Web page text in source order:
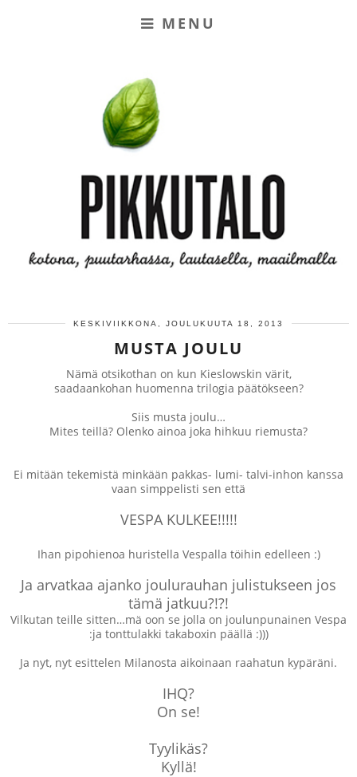
MENU
KESKIVIIKKONA, JOULUKUUTA 18, 2013
MUSTA JOULU
Nämä otsikothan on kun Kieslowskin värit,
saadaankohan huomenna trilogia päätökseen?
Siis musta joulu…
Mites teillä? Olenko ainoa joka hihkuu riemusta?
Ei mitään tekemistä minkään pakkas- lumi- talvi-inhon kanssa
vaan simppelisti sen että
VESPA KULKEE!!!!!
Ihan pipohienoa huristella Vespalla töihin edelleen :)
Ja arvatkaa ajanko joulurauhan julistukseen jos
tämä jatkuu?!?!
Vilkutan teille sitten…mä oon se jolla on joulunpunainen Vespa
:ja tonttulakki takaboxin päällä :)))
Ja nyt, nyt esittelen Milanosta aikoinaan raahatun kypäräni.
IHQ?
On se!
Tyylikäs?
Kyllä!